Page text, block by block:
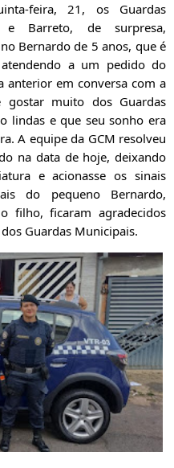
feira, 21, os Guardas
e Barreto, de surpresa,
Bernardo de 5 anos, que é
a um pedido do
anterior em conversa com a
gostar muito dos Guardas
lindas e que seu sonho era
A equipe da GCM resolveu
na data de hoje, deixando
e acionasse os sinais
do pequeno Bernardo,
filho, ficaram agradecidos
Guardas Municipais.